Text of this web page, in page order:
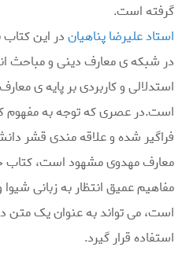
گرفته است.
استاد علیرضا پناهیاندر این کتاب
در شبکه ی معارف دینی و مباحث
استدلالی و کاربردی بر پایه ی
است.در عصری که توجه به مفهوم
فراگیر شده و علاقه مندی قشر
معارف مهدوی مشهود است، کتاب
مفاهیم عمیق انتظار به زبانی
است، می تواند به عنوان یک متن
استفاده قرار گیرد.